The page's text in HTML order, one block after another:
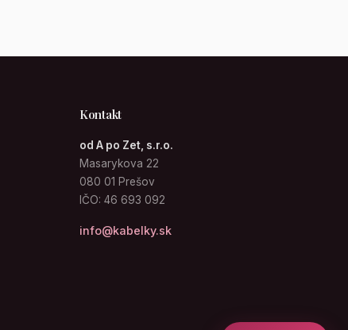
Kontakt
od A po Zet, s.r.o.
Masarykova 22
080 01 Prešov
IČO: 46 693 092
info@kabelky.sk